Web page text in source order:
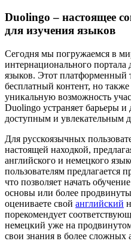
Duolingo – настоящее
для изучения языков
Сегодня мы погружаемся в
интернационального
языков. Этот платформенный
бесплатный контент, но также
уникальную возможность
Duolingo устраняет барьеры и
доступным и увлекательным
Для русскоязычных
настоящей находкой,
английского и немецкого
пользователям предлагается
что позволяет начать
основы или более
оцениваете свой английский
порекомендует
немецкий уже на
свои знания в более сложных